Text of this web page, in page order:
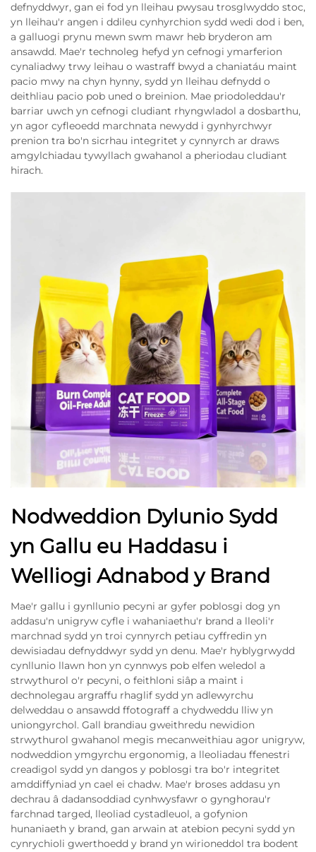
defnyddwyr, gan ei fod yn lleihau pwysau trosglwyddo stoc,
yn lleihau'r angen i ddileu cynhyrchion sydd wedi dod i ben,
a galluogi prynu mewn swm mawr heb bryderon am
ansawdd. Mae'r technoleg hefyd yn cefnogi ymarferion
cynaliadwy trwy leihau o wastraff bwyd a chaniatáu maint
pacio mwy na chyn hynny, sydd yn lleihau defnydd o
deithliau pacio pob uned o breinion. Mae priodoleddau'r
barriar uwch yn cefnogi cludiant rhyngwladol a dosbarthu,
yn agor cyfleoedd marchnata newydd i gynhyrchwyr
prenion tra bo'n sicrhau integritet y cynnyrch ar draws
amgylchiadau tywyllach gwahanol a pheriodau cludiant
hirach.
Nodweddion Dylunio Sydd
yn Gallu eu Haddasu i
Welliogi Adnabod y Brand
Mae'r gallu i gynllunio pecyni ar gyfer poblosgi dog yn
addasu'n unigryw cyfle i wahaniaethu'r brand a lleoli'r
marchnad sydd yn troi cynnyrch petiau cyffredin yn
dewisiadau defnyddwyr sydd yn denu. Mae'r hyblygrwydd
cynllunio llawn hon yn cynnwys pob elfen weledol a
strwythurol o'r pecyni, o feithloni siâp a maint i
dechnolegau argraffu rhaglif sydd yn adlewyrchu
delweddau o ansawdd ffotograff a chydweddu lliw yn
uniongyrchol. Gall brandiau gweithredu newidion
strwythurol gwahanol megis mecanweithiau agor unigryw,
nodweddion ymgyrchu ergonomig, a lleoliadau ffenestri
creadigol sydd yn dangos y poblosgi tra bo'r integritet
amddiffyniad yn cael ei chadw. Mae'r broses addasu yn
dechrau â dadansoddiad cynhwysfawr o gynghorau'r
farchnad targed, lleoliad cystadleuol, a gofynion
hunaniaeth y brand, gan arwain at atebion pecyni sydd yn
cynrychioli gwerthoedd y brand yn wirioneddol tra bodent